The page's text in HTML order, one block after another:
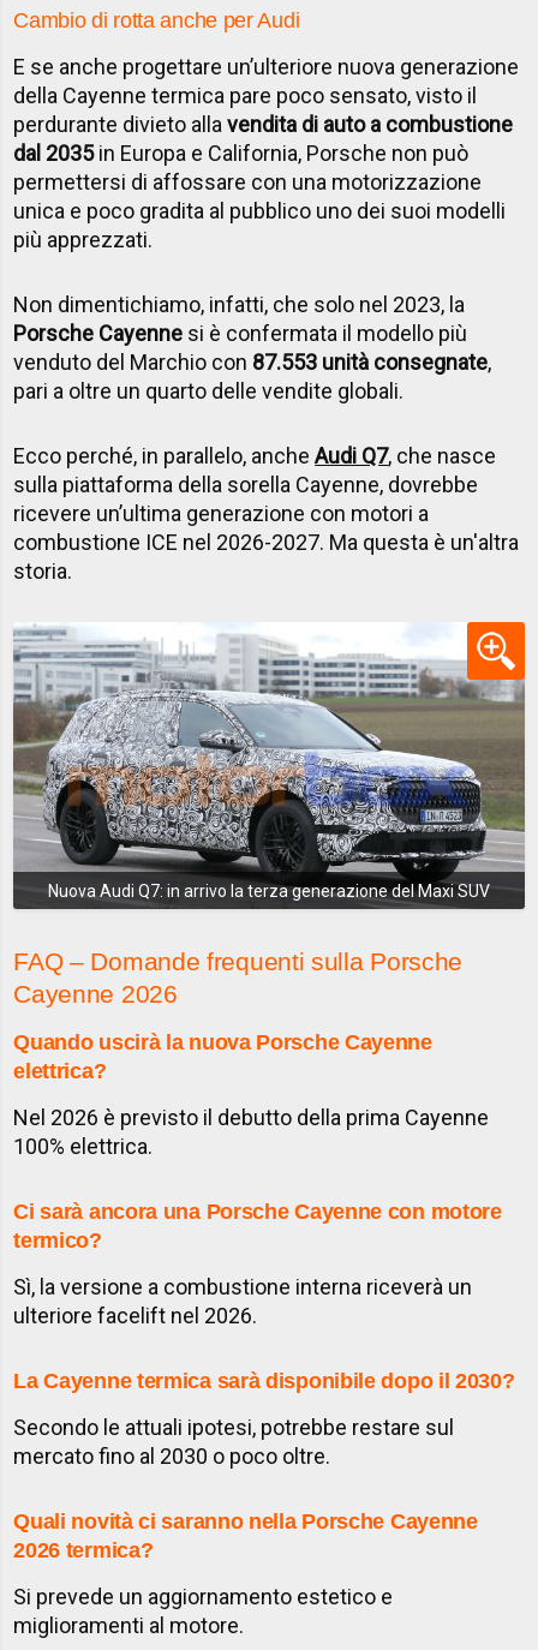
Cambio di rotta anche per Audi
E se anche progettare un’ulteriore nuova generazione
della Cayenne termica pare poco sensato, visto il
perdurante divieto alla vendita di auto a combustione
dal 2035in Europa e California, Porsche non può
permettersi di affossare con una motorizzazione
unica e poco gradita al pubblico uno dei suoi modelli
più apprezzati.
Non dimentichiamo, infatti, che solo nel 2023, la
Porsche Cayenne si è confermata il modello più
venduto del Marchio con 87.553 unità consegnate,
pari a oltre un quarto delle vendite globali.
Ecco perché, in parallelo, ancheAudi Q7, che nasce
sulla piattaforma della sorella Cayenne, dovrebbe
ricevere un’ultima generazione con motori a
combustione ICE nel 2026-2027. Ma questa è un'altra
storia.
Nuova Audi Q7: in arrivo la terza generazione del Maxi SUV
FAQ – Domande frequenti sulla Porsche
Cayenne 2026
Quando uscirà la nuova Porsche Cayenne
elettrica?
Nel 2026 è previsto il debutto della prima Cayenne
100% elettrica.
Ci sarà ancora una Porsche Cayenne con motore
termico?
Sì, la versione a combustione interna riceverà un
ulteriore facelift nel 2026.
La Cayenne termica sarà disponibile dopo il 2030?
Secondo le attuali ipotesi, potrebbe restare sul
mercato fino al 2030 o poco oltre.
Quali novità ci saranno nella Porsche Cayenne
2026 termica?
Si prevede un aggiornamento estetico e
miglioramenti al motore.